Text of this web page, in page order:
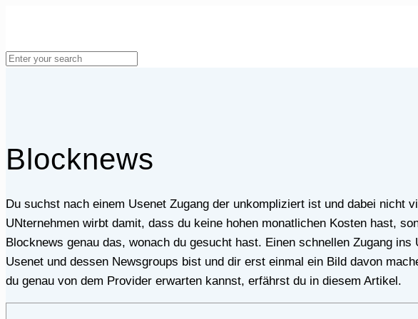
Blocknews
Du suchst nach einem Usenet Zugang der unkompliziert ist und dabei nicht viel Kostet? Dann könnte der Provider Blocknews genau das richtige für dich sein. Das
UNternehmen wirbt damit, dass du keine hohen monatlichen Kosten hast,
Blocknews genau das, wonach du gesucht hast. Einen schnellen Zugang
Usenet und dessen Newsgroups bist und dir erst einmal ein Bild davon
du genau von dem Provider erwarten kannst, erfährst du in diesem Artikel.